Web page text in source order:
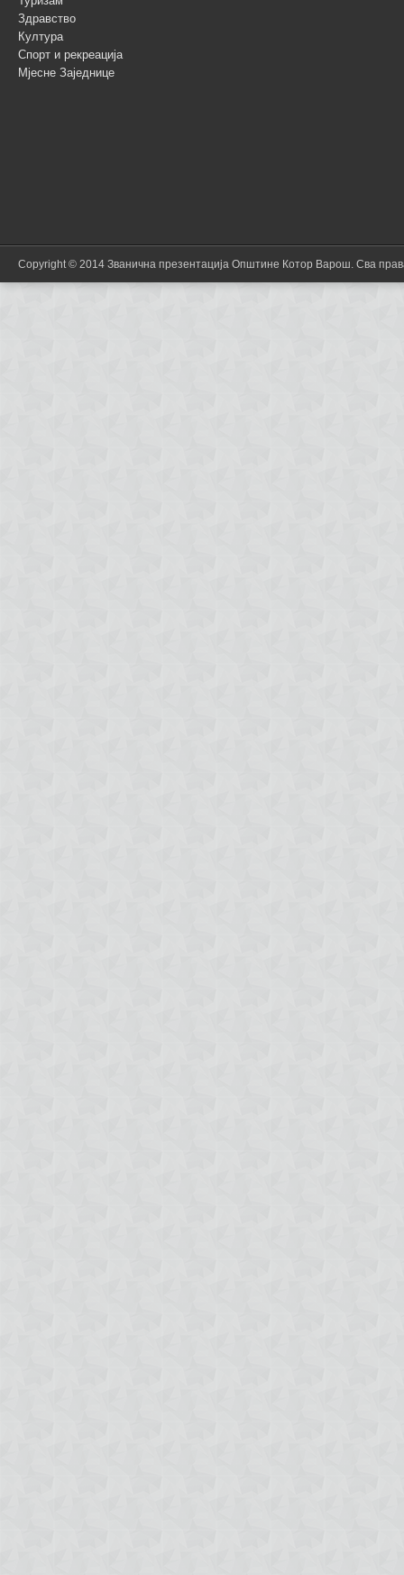
Здравство
Култура
Спорт и рекреација
Мјесне Заједнице
Copyright © 2014 Званична презентација Општине Котор Варош. Сва